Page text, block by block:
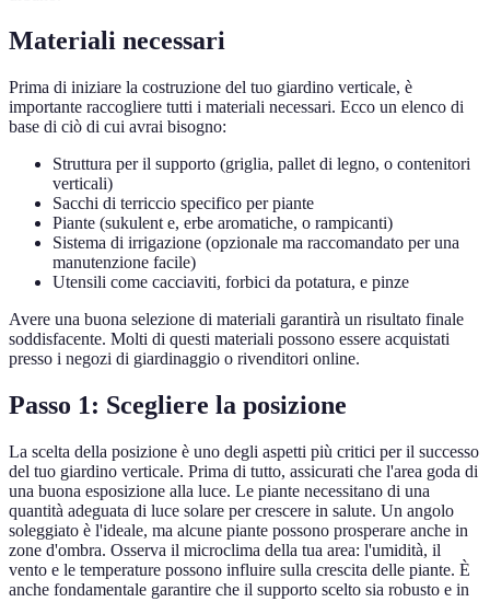
Materiali necessari
Prima di iniziare la costruzione del tuo giardino verticale, è
importante raccogliere tutti i materiali necessari. Ecco un elenco di
base di ciò di cui avrai bisogno:
Struttura per il supporto (griglia, pallet di legno, o contenitori
verticali)
Sacchi di terriccio specifico per piante
Piante (sukulent e, erbe aromatiche, o rampicanti)
Sistema di irrigazione (opzionale ma raccomandato per una
manutenzione facile)
Utensili come cacciaviti, forbici da potatura, e pinze
Avere una buona selezione di materiali garantirà un risultato finale
soddisfacente. Molti di questi materiali possono essere acquistati
presso i negozi di giardinaggio o rivenditori online.
Passo 1: Scegliere la posizione
La scelta della posizione è uno degli aspetti più critici per il successo
del tuo giardino verticale. Prima di tutto, assicurati che l'area goda di
una buona esposizione alla luce. Le piante necessitano di una
quantità adeguata di luce solare per crescere in salute. Un angolo
soleggiato è l'ideale, ma alcune piante possono prosperare anche in
zone d'ombra. Osserva il microclima della tua area: l'umidità, il
vento e le temperature possono influire sulla crescita delle piante. È
anche fondamentale garantire che il supporto scelto sia robusto e in